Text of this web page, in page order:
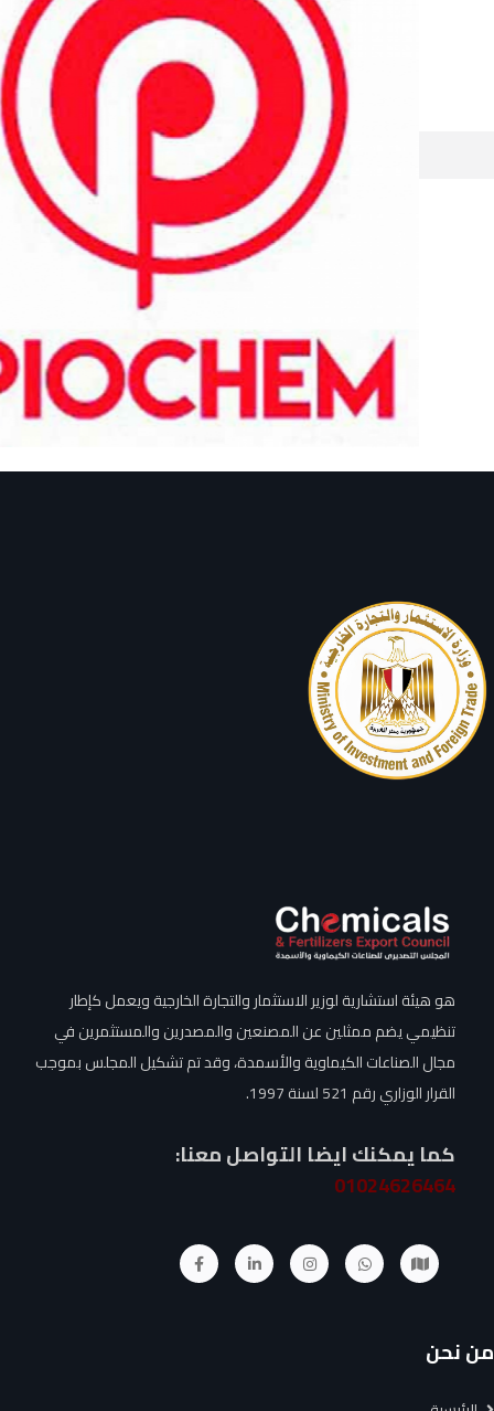
هو هيئة استشارية لوزير الاستثمار والتجارة الخارجية ويعمل كإطار
تنظيمي يضم ممثلين عن المصنعين والمصدرين والمستثمرين في
مجال الصناعات الكيماوية والأسمدة، وقد تم تشكيل المجلس بموجب
القرار الوزاري رقم 521 لسنة 1997.
كما يمكنك ايضا التواصل معنا:
01024626464
من نحن